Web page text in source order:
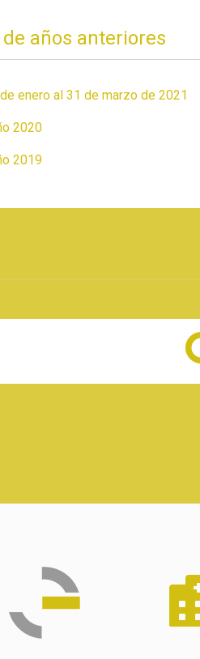
años anteriores
enero al 31 de marzo de 2021
2020
2019